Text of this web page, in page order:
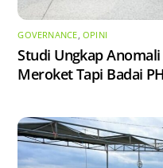
GOVERNANCE, OPINI
Studi Ungkap
Meroket Tapi Badai